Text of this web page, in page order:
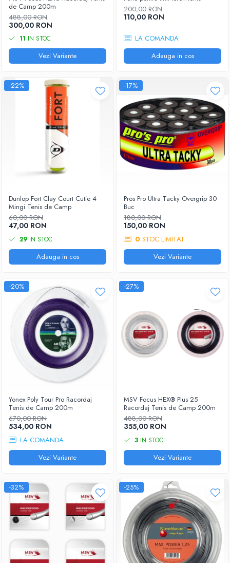
Babolat
Fete
Babolat
Baieti
Nike
Adidas
Accesorii Imbracaminte
Under Armour
de Camp 200m
488,00 RON
300,00 RON
11 IN STOC
Vezi Variante
200,00 RON
110,00 RON
LA COMANDA
Adauga in cos
-22%
Dunlop Fort Clay Court Cutie 4
Mingi Tenis de Camp
60,00 RON
47,00 RON
29 IN STOC
Adauga in cos
-17%
Pros Pro Ultra Tacky Overgrip 30
Buc
180,00 RON
150,00 RON
0 STOC LIMITAT
Vezi Variante
-20%
Yonex Poly Tour Pro Racordaj
Tenis de Camp 200m
670,00 RON
534,00 RON
LA COMANDA
Vezi Variante
-27%
MSV Focus HEX® Plus 25
Racordaj Tenis de Camp 200m
488,00 RON
355,00 RON
3 IN STOC
Vezi Variante
-32% -25%